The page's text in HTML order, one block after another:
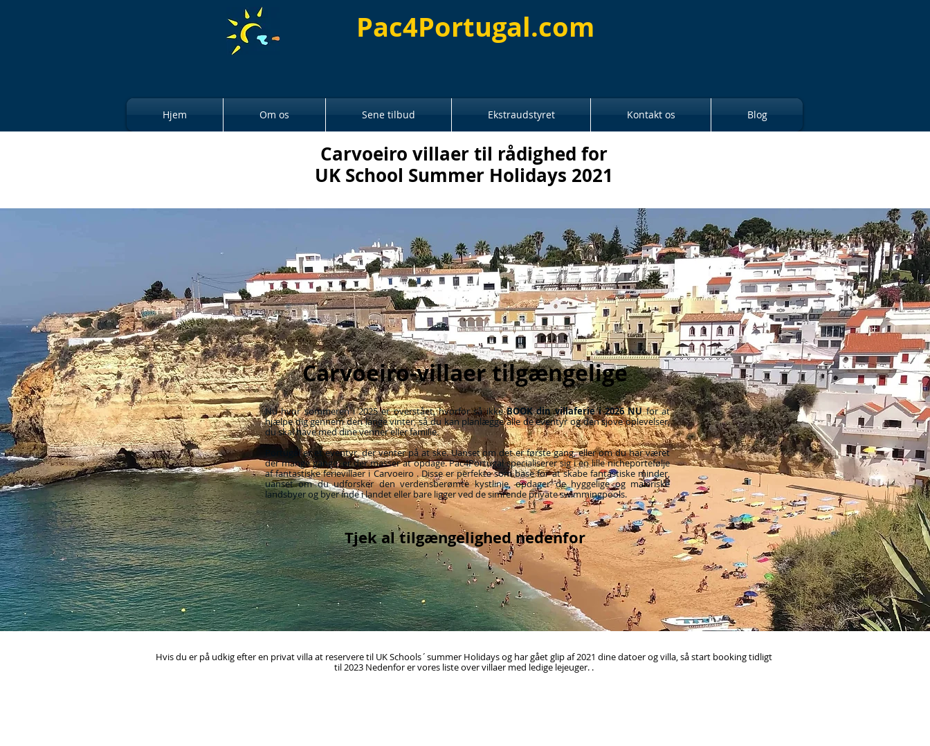
Pac4Portugal.com
Hjem Om os Sene tilbud Ekstraudstyret Kontakt os Blog
Carvoeiro villaer til rådighed for
UK School Summer Holidays 2021
Carvoeiro-villaer tilgængelige
Nu hvor sommeren i 2025 er overstået, hvorfor så ikkeBOOK din villaferie i 2026 NUfor at
hjælpe dig gennem den lange vinter, så du kan planlægge alle de eventyr og den sjove oplevelser,
du skal have med dine venner eller familie.
Portugal er et eventyr, der venter på at ske. Uanset om det er første gang, eller om du har været
der mange gange, er der masser at opdage. Pac4Portugal specialiserer sig i en lille nicheportefølje
af fantastiske ferievillaer i Carvoeiro . Disse er perfekte som base for at skabe fantastiske minder,
uanset om du udforsker den verdensberømte kystlinje, opdager de hyggelige og maleriske
landsbyer og byer inde i landet eller bare ligger ved de simrende private swimmingpools.
Tjek al tilgængelighed nedenfor
Hvis du er på udkig efter en privat villa at reservere til UK Schools´summer Holidays og har gået glip af 2021 dine datoer og villa, så start booking tidligt
til 2023 Nedenfor er vores liste over villaer med ledige lejeuger. .